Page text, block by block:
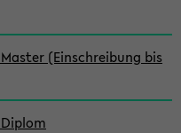
(Einschreibung bis